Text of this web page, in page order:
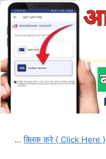
…क्लिक करे { Click Here }